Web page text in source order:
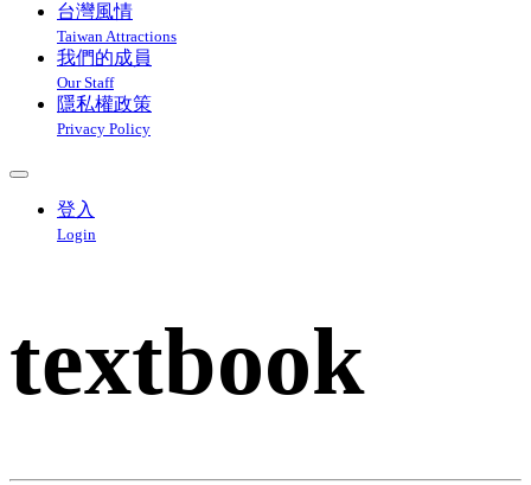
台灣風情
Taiwan Attractions
我們的成員
Our Staff
隱私權政策
Privacy Policy
登入
Login
textbook